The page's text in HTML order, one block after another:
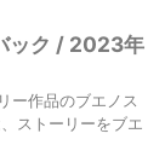
ック / 2023年
ー作品のブエノス
ストーリーをブエ